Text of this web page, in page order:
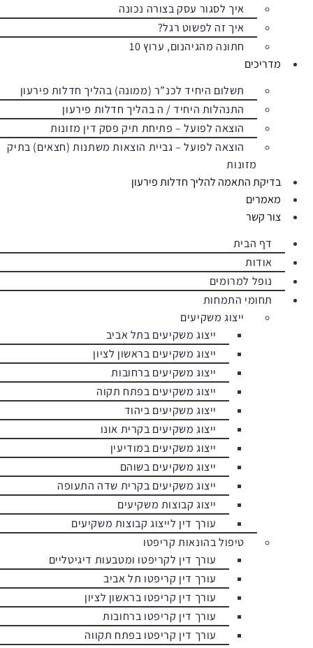
איך לסגור עסק בצורה נכונה
איך זה לפשוט רגל?
חתונה מהגיהנום, ערוץ 10
מדריכים
תשלום היחיד לכנ”ר (ממונה) בהליך חדלות פירעון
התנהלות היחיד / ה בהליך חדלות פירעון
הוצאה לפועל – פתיחת תיק פסק דין מזונות
הוצאה לפועל – גביית הוצאות משתנות (חצאים) בתיק
מזונות
בדיקת התאמה להליך חדלות פירעון
מאמרים
צור קשר
דף הבית
אודות
נופל למרומים
תחומי התמחות
ייצוג משקיעים
ייצוג משקיעים בתל אביב
ייצוג משקיעים בראשון לציון
ייצוג משקיעים ברחובות
ייצוג משקיעים בפתח תקוה
ייצוג משקיעים ביהוד
ייצוג משקיעים בקרית אונו
ייצוג משקיעים במודיעין
ייצוג משקיעים בשוהם
ייצוג משקיעים בקרית שדה התעופה
ייצוג קבוצות משקיעים
עורך דין לייצוג קבוצות משקיעים
טיפול בהונאות קריפטו
עורך דין לקריפטו ומטבעות דיגיטליים
עורך דין קריפטו תל אביב
עורך דין קריפטו בראשון לציון
עורך דין קריפטו ברחובות
עורך דין קריפטו בפתח תקווה